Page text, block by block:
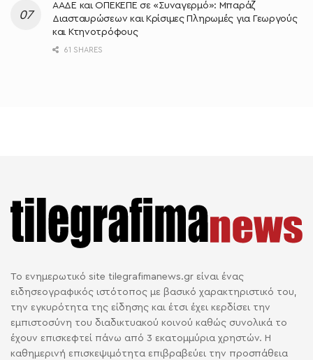
ΑΑΔΕ και ΟΠΕΚΕΠΕ σε «Συναγερμό»: Μπαράζ
Διασταυρώσεων και Κρίσιμες Πληρωμές για Γεωργούς
και Κτηνοτρόφους
61 SHARES
Το ενημερωτικό site tilegrafimanews.gr είναι ένας
ειδησεογραφικός ιστότοπος με βασικό χαρακτηριστικό του,
την εγκυρότητα της είδησης και έτσι έχει κερδίσει την
εμπιστοσύνη του διαδικτυακού κοινού καθώς συνολικά το
έχουν επισκεφτεί πάνω από 3 εκατομμύρια χρηστών. Η
καθημερινή επισκεψιμότητα επιβραβεύει την προσπάθεια